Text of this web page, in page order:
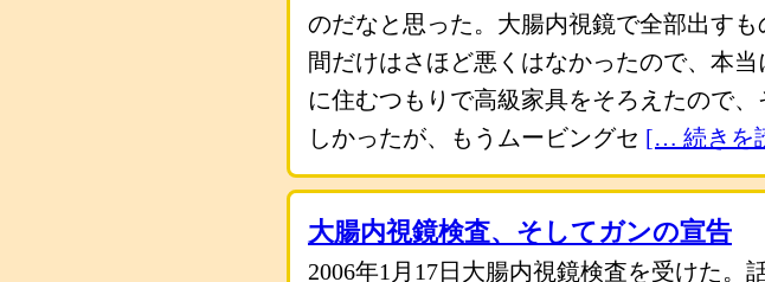
のだなと思った。大腸内視鏡で全部出す
間だけはさほど悪くはなかったので、本
に住むつもりで高級家具をそろえたので
しかったが、もうムービングセ [… 続きを
大腸内視鏡検査、そしてガンの宣告
2006年1月17日大腸内視鏡検査を受けた